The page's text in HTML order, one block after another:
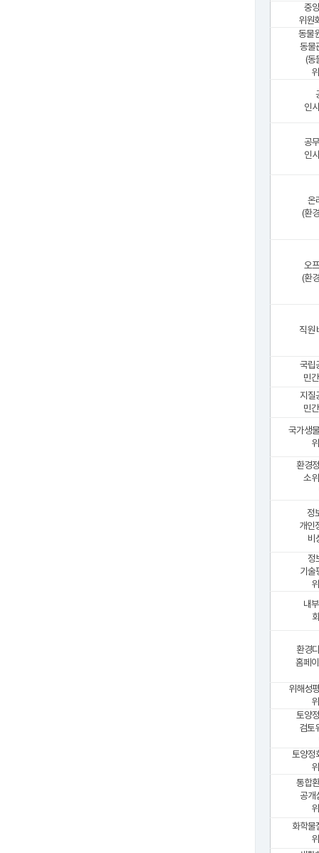
중
위원
동물
동물
(동
인
공
인
온
(환
오
(환
직원
국립
민
지질
민
국가생
환경
소
정
개인
비
정
기술
내
환경
홈페
위해성
토양
검토
토양정
통합
공개
화학물